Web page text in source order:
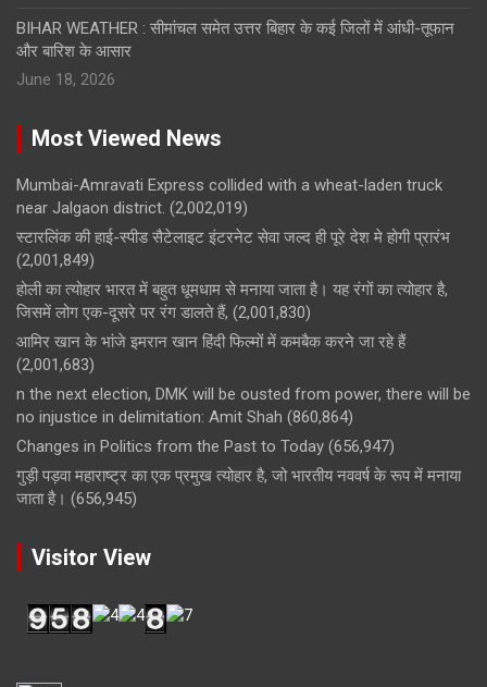
BIHAR WEATHER : सीमांचल समेत उत्तर बिहार के कई जिलों में आंधी-तूफान
और बारिश के आसार
June 18, 2026
Most Viewed News
Mumbai-Amravati Express collided with a wheat-laden truck
near Jalgaon district. (2,002,019)
स्टारलिंक की हाई-स्पीड सैटेलाइट इंटरनेट सेवा जल्द ही पूरे देश मे होगी प्रारंभ
(2,001,849)
होली का त्योहार भारत में बहुत धूमधाम से मनाया जाता है। यह रंगों का त्योहार है,
जिसमें लोग एक-दूसरे पर रंग डालते हैं, (2,001,830)
आमिर खान के भांजे इमरान खान हिंदी फिल्मों में कमबैक करने जा रहे हैं
(2,001,683)
n the next election, DMK will be ousted from power, there will be
no injustice in delimitation: Amit Shah (860,864)
Changes in Politics from the Past to Today (656,947)
गुड़ी पड़वा महाराष्ट्र का एक प्रमुख त्योहार है, जो भारतीय नववर्ष के रूप में मनाया
जाता है। (656,945)
Visitor View